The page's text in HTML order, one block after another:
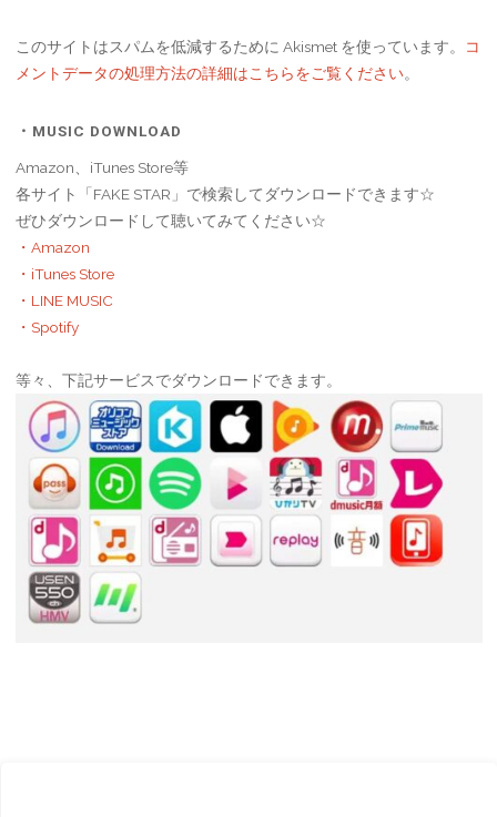
このサイトはスパムを低減するために Akismet を使っています。
コ
メントデータの処理方法の詳細はこちらをご覧ください。
・MUSIC DOWNLOAD
Amazon、iTunes Store等
各サイト「FAKE STAR」で検索してダウンロードできます☆
ぜひダウンロードして聴いてみてください☆
・Amazon
・iTunes Store
・LINE MUSIC
・Spotify
等々、下記サービスでダウンロードできます。